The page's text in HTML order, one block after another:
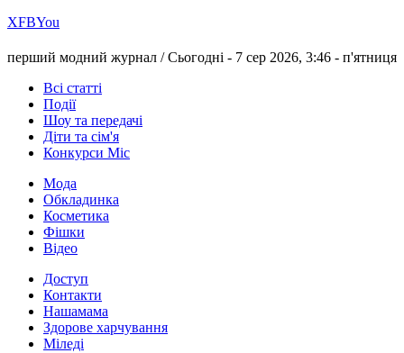
ХFBYou
перший модний журнал /Сьогодні - 7 сер 2026, 3:46 - п'ятниця
Всі статті
Події
Шоу та передачі
Діти та сім'я
Конкурси Міс
Мода
Обкладинка
Косметика
Фішки
Відео
Доступ
Контакти
Нашамама
Здорове харчування
Міледі